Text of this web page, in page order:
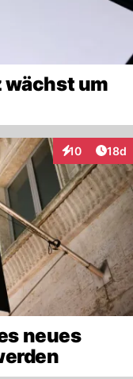
wächst um
10
Interaktionen
18d
neues